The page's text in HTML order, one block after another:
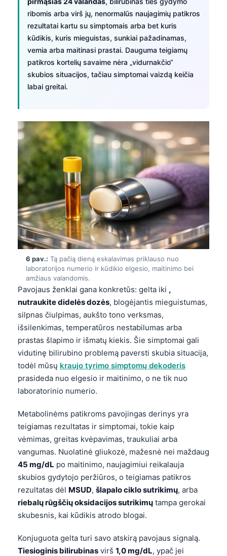
ribomis arba virš jų, nenormalūs naujagimių patikros
rezultatai kartu su simptomais arba bet kuris
kūdikis, kuris mieguistas, sunkiai pažadinamas,
vemia arba maitinasi prastai. Dauguma teigiamų
patikros kortelių savaime nėra „vidurnakčio“
skubios situacijos, tačiau simptomai vaizdą keičia
labai greitai.
6 pav.: Tą pačią dieną eskalavimas priklauso nuo
laboratorijos numerio ir kūdikio elgesio, maitinimo bei
amžiaus valandomis.
Pavojaus ženklai gana konkretūs: gelta iki ,
nutraukite didelės dozės, blogėjantis mieguistumas,
silpnas čiulpimas, aukšto tono verksmas,
išsilenkimas, temperatūros nestabilumas arba
prastas šlapimo ir išmatų kiekis. Šie simptomai gali
vidutinę bilirubino problemą paversti skubia situacija,
todėl mūsų kraujo tyrimo simptomų dekoderis
prasideda nuo elgesio ir maitinimo, o ne tik nuo
laboratorinio numerio.
Metabolinėms patikroms pavojingas derinys yra
teigiamas rezultatas ir simptomai, tokie kaip
vėmimas, greitas kvėpavimas, traukuliai arba
vangumas. Nuolatinė gliukozė, mažesnė nei maždaug
45 mg/dL po maitinimo, naujagimiui reikalauja
skubios gydytojo peržiūros, o teigiamas patikros
rezultatas dėl MSUD, šlapalo ciklo sutrikimų, arba
riebalų rūgščių oksidacijos sutrikimų tampa gerokai
skubesnis, kai kūdikis atrodo blogai.
Konjuguota gelta turi savo atskirą pavojaus signalą.
Tiesioginis bilirubinas virš 1,0 mg/dL, ypač jei
தமிழ்
ಕನ್ನಡ
മലയാളം
Bahasa Melayu
Tiếng Việt
Tagalog
ไทย
ဗမာစာ
ភាសាខ្មែរ
Kiswahili
አማርኛ
Українська
O‘zbekcha
Català
Қазақ тілі
Suomi
Hrvatski
Slovenčina
كوردی‎
پښتو
සිංහල
অসমীয়া
Galego
Latviešu valoda
Euskara
Gàidhlig
Occitan
العربية المغربية
Afrikaans
Монгол